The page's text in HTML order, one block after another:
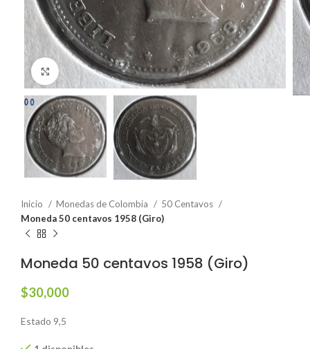
Click to enlarge
Inicio Monedas de Colombia
50 Centavos
Moneda 50 centavos 1958 (Giro)
Moneda 50 centavos 1958 (Giro)
$30,000
Estado 9,5